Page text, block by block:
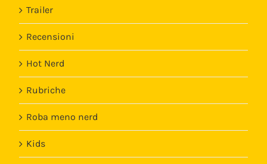
Trailer
Recensioni
Hot Nerd
Rubriche
Roba meno nerd
Kids